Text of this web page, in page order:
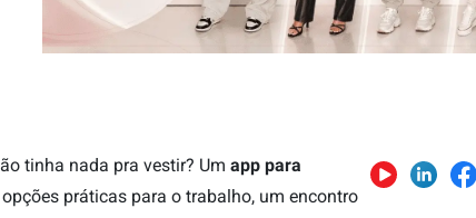
tinha nada pra vestir? Um app para
práticas para o trabalho, um encontro